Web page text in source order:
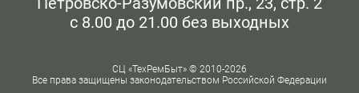
с 8.00 до 21.00 без выходных
СЦ «ТехРемБыт» © 2010-2026
Все права защищены законодательством Российской Федерации